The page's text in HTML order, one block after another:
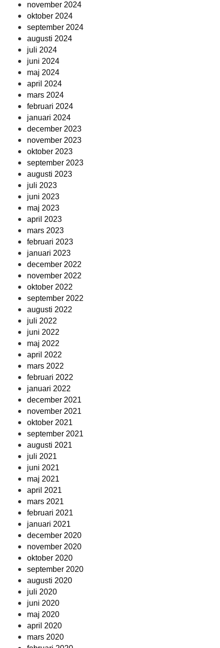
november 2024
oktober 2024
september 2024
augusti 2024
juli 2024
juni 2024
maj 2024
april 2024
mars 2024
februari 2024
januari 2024
december 2023
november 2023
oktober 2023
september 2023
augusti 2023
juli 2023
juni 2023
maj 2023
april 2023
mars 2023
februari 2023
januari 2023
december 2022
november 2022
oktober 2022
september 2022
augusti 2022
juli 2022
juni 2022
maj 2022
april 2022
mars 2022
februari 2022
januari 2022
december 2021
november 2021
oktober 2021
september 2021
augusti 2021
juli 2021
juni 2021
maj 2021
april 2021
mars 2021
februari 2021
januari 2021
december 2020
november 2020
oktober 2020
september 2020
augusti 2020
juli 2020
juni 2020
maj 2020
april 2020
mars 2020